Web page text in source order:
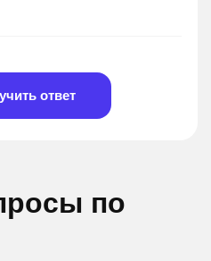
ответ
по